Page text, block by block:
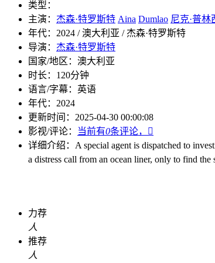
类型：
主演： 杰森·特罗斯特 Aina Dumlao 尼克·普林
年代： 2024 / 澳大利亚 / 杰森·特罗斯特
导演： 杰森·特罗斯特
国家/地区： 澳大利亚
时长： 120分钟
语言/字幕： 英语
年代： 2024
更新时间： 2025-04-30 00:00:08
影视/评论：
当前有0条评论，

详细介绍： A special agent is dispatched to
a distress call from an ocean liner, only to find
力荐
人
推荐
人